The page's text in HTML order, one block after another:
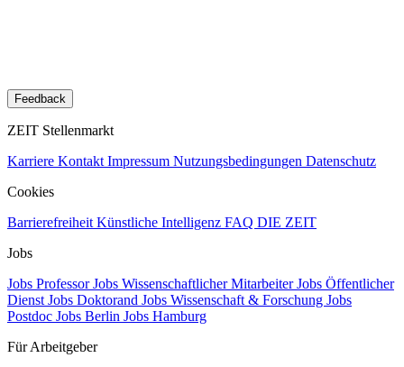
Feedback
ZEIT Stellenmarkt
Karriere Kontakt Impressum Nutzungsbedingungen Datenschutz
Cookies
Barrierefreiheit Künstliche Intelligenz FAQ DIE ZEIT
Jobs
Jobs ProfessorJobs Wissenschaftlicher MitarbeiterJobs Öffentlicher
Dienst Jobs Doktorand Jobs Wissenschaft & Forschung Jobs
Postdoc Jobs Berlin Jobs Hamburg
Für Arbeitgeber